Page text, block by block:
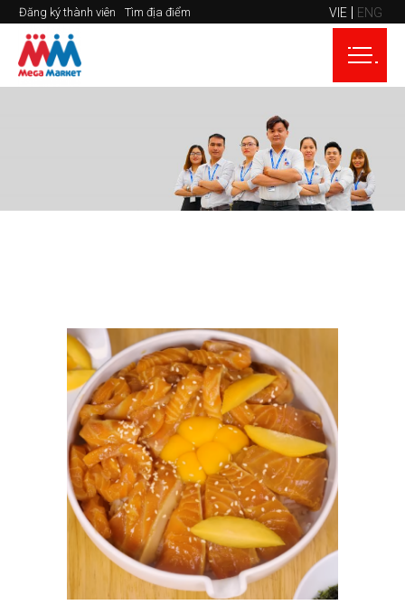
Đăng ký thành viên Tìm địa điểm VIE ENG